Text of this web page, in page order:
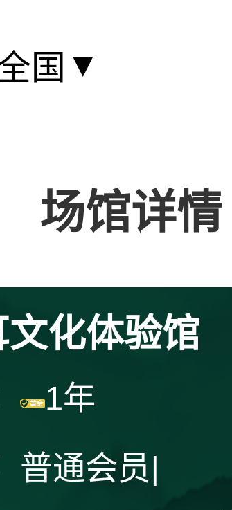
国 ▼
场馆详情
化体验馆
1年
普通会员|